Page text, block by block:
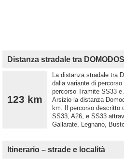
Distanza stradale tra
123 km
La distanza stradale tra
dalla variante di
percorso Tramite SS33
Arsizio la distanza
km. Il percorso descritto
SS33, A26, e SS33
Gallarate, Legnano,
Itinerario – strade e località